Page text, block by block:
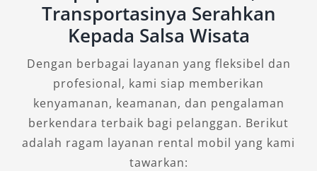
Alphard Majalengka dengan sopir yang
berpengalaman dalam melayani tamu penting.
7. Alphard 2.5L HEV CVT
Sebagai varian hybrid modern, tipe ini
menawarkan teknologi canggih dan fitur
mewah Alphard yang mendukung perjalanan
Transportasinya Serahkan
Kepada Salsa Wisata
Dengan berbagai layanan yang fleksibel dan
profesional, kami siap memberikan
kenyamanan, keamanan, dan pengalaman
berkendara terbaik bagi pelanggan. Berikut
adalah ragam layanan rental mobil yang kami
tawarkan: